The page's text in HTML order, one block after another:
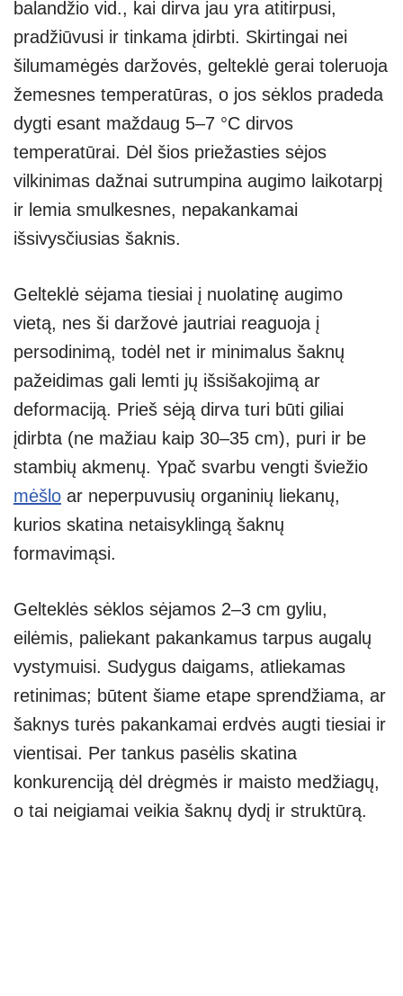
balandžio vid., kai dirva jau yra atitirpusi,
pradžiūvusi ir tinkama įdirbti. Skirtingai nei
šilumamėgės daržovės, gelteklė gerai toleruoja
žemesnes temperatūras, o jos sėklos pradeda
dygti esant maždaug 5–7 °C dirvos
temperatūrai. Dėl šios priežasties sėjos
vilkinimas dažnai sutrumpina augimo laikotarpį
ir lemia smulkesnes, nepakankamai
išsivysčiusias šaknis.
Gelteklė sėjama tiesiai į nuolatinę augimo
vietą, nes ši daržovė jautriai reaguoja į
persodinimą, todėl net ir minimalus šaknų
pažeidimas gali lemti jų išsišakojimą ar
deformaciją. Prieš sėją dirva turi būti giliai
įdirbta (ne mažiau kaip 30–35 cm), puri ir be
stambių akmenų. Ypač svarbu vengti šviežio
mėšlo ar neperpuvusių organinių liekanų,
kurios skatina netaisyklingą šaknų
formavimąsi.
Gelteklės sėklos sėjamos 2–3 cm gyliu,
eilėmis, paliekant pakankamus tarpus augalų
vystymuisi. Sudygus daigams, atliekamas
retinimas; būtent šiame etape sprendžiama, ar
šaknys turės pakankamai erdvės augti tiesiai ir
vientisai. Per tankus pasėlis skatina
konkurenciją dėl drėgmės ir maisto medžiagų,
o tai neigiamai veikia šaknų dydį ir struktūrą.